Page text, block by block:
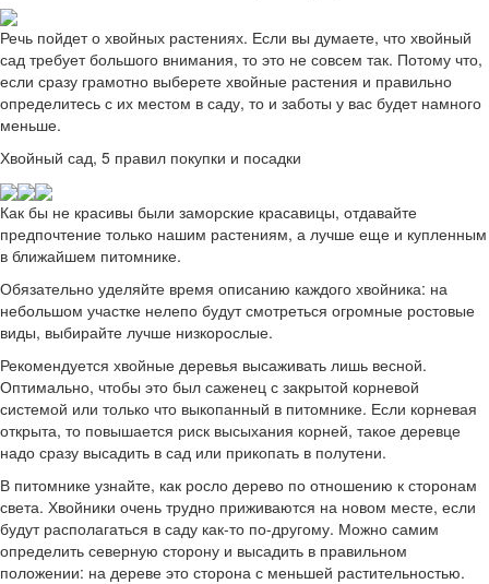
Речь пойдет о хвойных растениях. Если вы думаете, что хвойный
сад требует большого внимания, то это не совсем так. Потому что,
если сразу грамотно выберете хвойные растения и правильно
определитесь с их местом в саду, то и заботы у вас будет намного
меньше.
Хвойный сад, 5 правил покупки и посадки
Как бы не красивы были заморские красавицы, отдавайте
предпочтение только нашим растениям, а лучше еще и купленным
в ближайшем питомнике.
Обязательно уделяйте время описанию каждого хвойника: на
небольшом участке нелепо будут смотреться огромные ростовые
виды, выбирайте лучше низкорослые.
Рекомендуется хвойные деревья высаживать лишь весной.
Оптимально, чтобы это был саженец с закрытой корневой
системой или только что выкопанный в питомнике. Если корневая
открыта, то повышается риск высыхания корней, такое деревце
надо сразу высадить в сад или прикопать в полутени.
В питомнике узнайте, как росло дерево по отношению к сторонам
света. Хвойники очень трудно приживаются на новом месте, если
будут располагаться в саду как-то по-другому. Можно самим
определить северную сторону и высадить в правильном
положении: на дереве это сторона с меньшей растительностью.